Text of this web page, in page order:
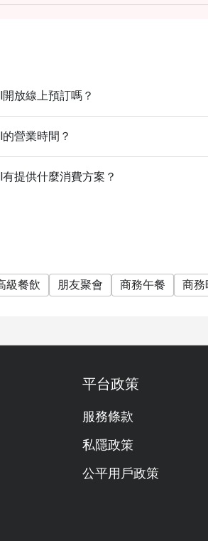
放線上預訂嗎？
營業時間？
提供什麼消費方案？
級餐飲 朋友聚會 商務午餐 商務
平台政策
服務條款
私隱政策
公平用戶政策